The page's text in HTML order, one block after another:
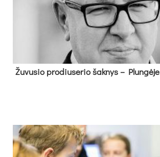
Žu­vu­sio pro­diu­se­rio šak­nys – Plun­gė­je